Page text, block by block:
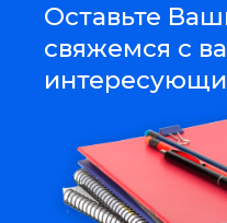
Оставьте
свяжемся с